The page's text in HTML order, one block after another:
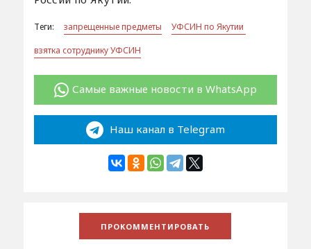
Теги: запрещенные предметы
УФСИН по Якутии
взятка сотруднику УФСИН
Самые важные новости в WhatsApp
Наш канал в Telegram